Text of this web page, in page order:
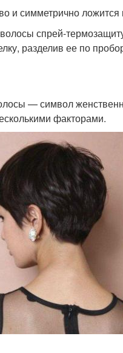
и симметрично
спрей-
разделив ее по
— символ
факторами.